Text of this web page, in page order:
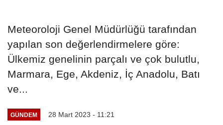
Meteoroloji Genel Müdürlüğü tarafından
yapılan son değerlendirmelere göre:
Ülkemiz genelinin parçalı ve çok bulutlu,
Marmara, Ege, Akdeniz, İç Anadolu, Batı
ve...
GÜNDEM 28 Mart 2023 - 11:21